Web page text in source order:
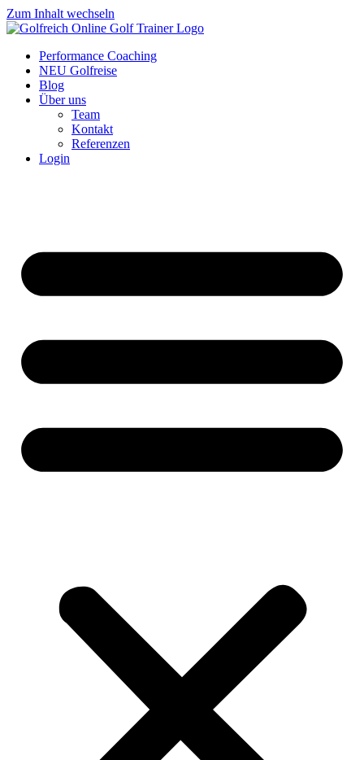
Zum Inhalt wechseln
Performance Coaching
NEU Golfreise
Blog
Über uns
Team
Kontakt
Referenzen
Login